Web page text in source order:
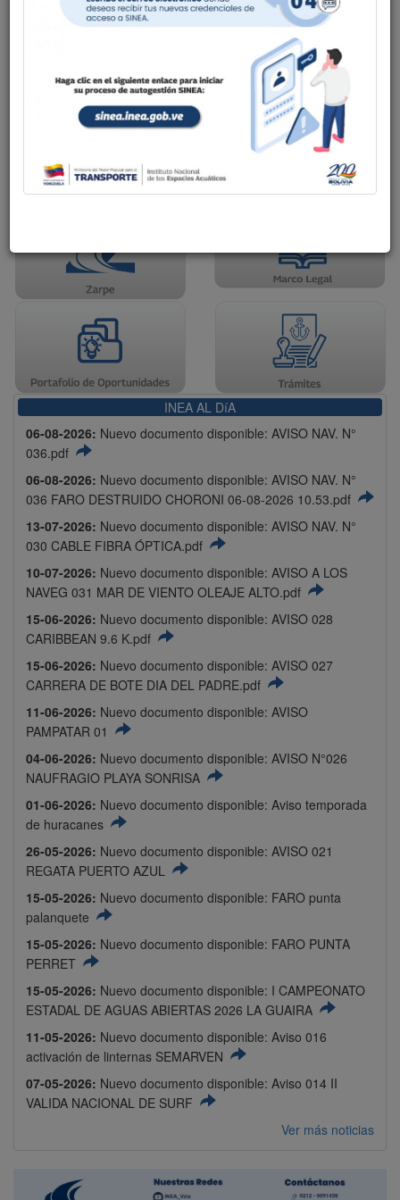
INEA AL DíA
06-08-2026: Nuevo documento disponible: AVISO NAV. N°
036.pdf
06-08-2026: Nuevo documento disponible: AVISO NAV. N°
036 FARO DESTRUIDO CHORONI 06-08-2026 10.53.pdf
13-07-2026: Nuevo documento disponible: AVISO NAV. N°
030 CABLE FIBRA ÓPTICA.pdf
10-07-2026: Nuevo documento disponible: AVISO A LOS
NAVEG 031 MAR DE VIENTO OLEAJE ALTO.pdf
15-06-2026: Nuevo documento disponible: AVISO 028
CARIBBEAN 9.6 K.pdf
15-06-2026: Nuevo documento disponible: AVISO 027
CARRERA DE BOTE DIA DEL PADRE.pdf
11-06-2026: Nuevo documento disponible: AVISO
PAMPATAR 01
04-06-2026: Nuevo documento disponible: AVISO N°026
NAUFRAGIO PLAYA SONRISA
01-06-2026: Nuevo documento disponible: Aviso temporada
de huracanes
26-05-2026: Nuevo documento disponible: AVISO 021
REGATA PUERTO AZUL
15-05-2026: Nuevo documento disponible: FARO punta
palanquete
15-05-2026: Nuevo documento disponible: FARO PUNTA
PERRET
15-05-2026: Nuevo documento disponible: I CAMPEONATO
ESTADAL DE AGUAS ABIERTAS 2026 LA GUAIRA
11-05-2026: Nuevo documento disponible: Aviso 016
activación de linternas SEMARVEN
07-05-2026: Nuevo documento disponible: Aviso 014 II
VALIDA NACIONAL DE SURF
Ver más noticias